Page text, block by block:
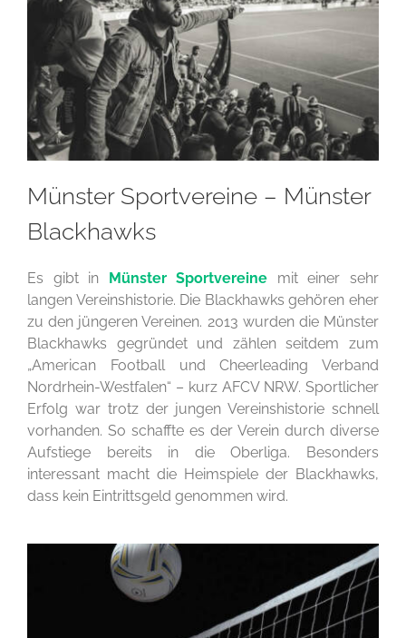
Münster Sportvereine – Münster
Blackhawks
Es gibt in Münster Sportvereine mit einer sehr
langen Vereinshistorie. Die Blackhawks gehören eher
zu den jüngeren Vereinen. 2013 wurden die Münster
Blackhawks gegründet und zählen seitdem zum
„American Football und Cheerleading Verband
Nordrhein-Westfalen“ – kurz AFCV NRW. Sportlicher
Erfolg war trotz der jungen Vereinshistorie schnell
vorhanden. So schaffte es der Verein durch diverse
Aufstiege bereits in die Oberliga. Besonders
interessant macht die Heimspiele der Blackhawks,
dass kein Eintrittsgeld genommen wird.